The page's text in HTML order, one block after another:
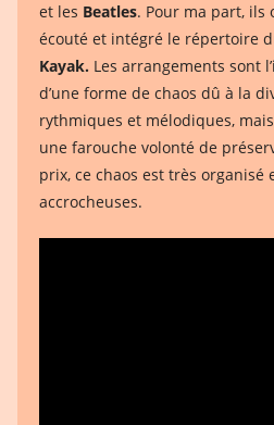
et les Beatles. Pour ma part, ils
écouté et intégré le répertoire
Kayak. Les arrangements sont
d’une forme de chaos dû à la
rythmiques et mélodiques,
une farouche volonté de
prix, ce chaos est très organisé
accrocheuses.